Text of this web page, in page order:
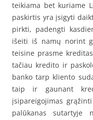
teikiama bet kuriame
paskirtis yra įsigyti
pirkti, padengti
išeiti iš namų norint
teisine prasme
tačiau kredito ir
banko tarp kliento
taip ir gaunant
įsipareigojimas
palūkanas sutartyje